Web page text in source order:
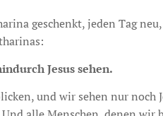
geschenkt, jeden Tag neu,
Jesus sehen.
und wir sehen nur noch